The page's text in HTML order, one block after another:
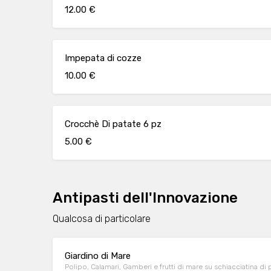
12.00 €
Impepata di cozze
10.00 €
Crocchè Di patate 6 pz
5.00 €
Antipasti dell'Innovazione
Qualcosa di particolare
Giardino di Mare
Polipo, Calamari, Gamberi e frutti di mare su schiacciatina di